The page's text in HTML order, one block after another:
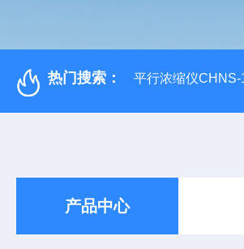
热门搜索： 平行浓缩仪
产品中心